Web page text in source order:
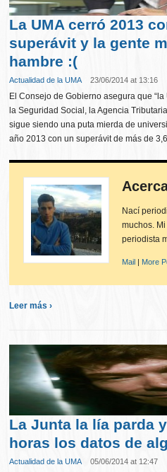
La UMA cerró 2013
superávit y la gente
hambre :(
Actualidad de la UMA 23/06/2014 at 13:16
El Consejo de Gobierno asegura que
la Seguridad Social, la Agencia
sigue siendo una puta mierda de
año 2013 con un superávit de más de
Nací
muchos.
periodista
Mail | More
Leer más ›
La Junta la lía parda
horas los datos de
Actualidad de la UMA 05/06/2014 at 12:47